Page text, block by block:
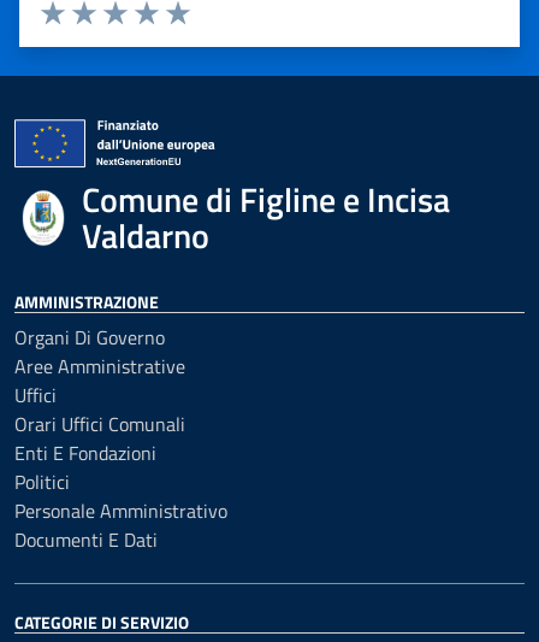
Valuta 5 stelle su 5
Valuta 4 stelle su 5
Valuta 3 stelle su 5
Valuta 2 stelle su 5
Valuta 1 stelle su 5
Comune di Figline e Incisa
Valdarno
AMMINISTRAZIONE
Organi Di Governo
Aree Amministrative
Uffici
Orari Uffici Comunali
Enti E Fondazioni
Politici
Personale Amministrativo
Documenti E Dati
CATEGORIE DI SERVIZIO